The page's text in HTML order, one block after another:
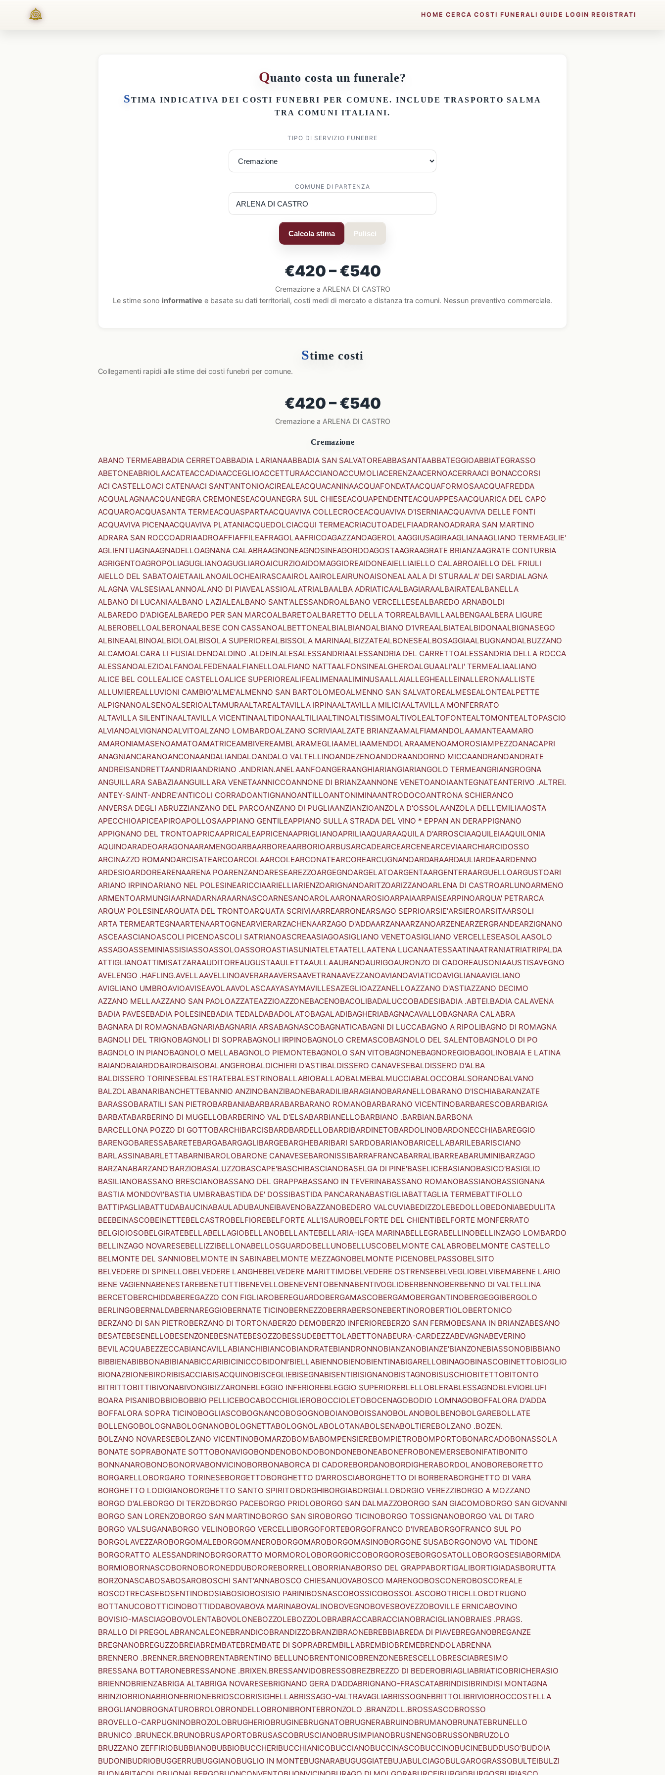
HOME CERCA COSTI FUNERALI GUIDE LOGIN REGISTRATI
Quanto costa un funerale?
STIMA INDICATIVA DEICOSTI FUNEBRI PER COMUNE. INCLUDE TRASPORTO SALMA
TRA COMUNI ITALIANI.
TIPO DI SERVIZIO FUNEBRE
COMUNE DI PARTENZA
Calcola stima Pulisci
€420 – €540
Cremazione a ARLENA DI CASTRO
Le stime sono informative e basate su dati territoriali, costi medi di mercato e distanza tra comuni. Nessun preventivo commerciale.
Stime costi
Collegamenti rapidi alle stime dei costi funebri per comune.
€420 – €540
Cremazione a ARLENA DI CASTRO
Cremazione
ABANO TERMEABBADIA CERRETOABBADIA LARIANAABBADIA SAN SALVATOREABBASANTAABBATEGGIOABBIATEGRASSO
ABETONEABRIOLAACATEACCADIAACCEGLIOACCETTURAACCIANOACCUMOLIACERENZAACERNOACERRAACI BONACCORSI
ACI CASTELLOACI CATENAACI SANT'ANTONIOACIREALEACQUACANINAACQUAFONDATAACQUAFORMOSAACQUAFREDDA
ACQUALAGNAACQUANEGRA CREMONESEACQUANEGRA SUL CHIESEACQUAPENDENTEACQUAPPESAACQUARICA DEL CAPO
ACQUAROACQUASANTA TERMEACQUASPARTAACQUAVIVA COLLECROCEACQUAVIVA D'ISERNIAACQUAVIVA DELLE FONTI
ACQUAVIVA PICENAACQUAVIVA PLATANIACQUEDOLCIACQUI TERMEACRIACUTOADELFIAADRANOADRARA SAN MARTINO
ADRARA SAN ROCCOADRIAADROAFFIAFFILEAFRAGOLAAFRICOAGAZZANOAGEROLAAGGIUSAGIRAAGLIANAAGLIANO TERMEAGLIE'
AGLIENTUAGNAAGNADELLOAGNANA CALABRAAGNONEAGNOSINEAGORDOAGOSTAAGRAAGRATE BRIANZAAGRATE CONTURBIA
AGRIGENTOAGROPOLIAGUGLIANOAGUGLIAROAICURZIOAIDOMAGGIOREAIDONEAIELLIAIELLO CALABROAIELLO DEL FRIULI
AIELLO DEL SABATOAIETAAILANOAILOCHEAIRASCAAIROLAAIROLEAIRUNOAISONEALAALA DI STURAALA' DEI SARDIALAGNA
ALAGNA VALSESIAALANNOALANO DI PIAVEALASSIOALATRIALBAALBA ADRIATICAALBAGIARAALBAIRATEALBANELLA
ALBANO DI LUCANIAALBANO LAZIALEALBANO SANT'ALESSANDROALBANO VERCELLESEALBAREDO ARNABOLDI
ALBAREDO D'ADIGEALBAREDO PER SAN MARCOALBARETOALBARETTO DELLA TORREALBAVILLAALBENGAALBERA LIGURE
ALBEROBELLOALBERONAALBESE CON CASSANOALBETTONEALBIALBIANOALBIANO D'IVREAALBIATEALBIDONAALBIGNASEGO
ALBINEAALBINOALBIOLOALBISOLA SUPERIOREALBISSOLA MARINAALBIZZATEALBONESEALBOSAGGIAALBUGNANOALBUZZANO
ALCAMOALCARA LI FUSIALDENOALDINO .ALDEIN.ALESALESSANDRIAALESSANDRIA DEL CARRETTOALESSANDRIA DELLA ROCCA
ALESSANOALEZIOALFANOALFEDENAALFIANELLOALFIANO NATTAALFONSINEALGHEROALGUAALI'ALI' TERMEALIAALIANO
ALICE BEL COLLEALICE CASTELLOALICE SUPERIOREALIFEALIMENAALIMINUSAALLAIALLEGHEALLEINALLERONAALLISTE
ALLUMIEREALLUVIONI CAMBIO'ALME'ALMENNO SAN BARTOLOMEOALMENNO SAN SALVATOREALMESEALONTEALPETTE
ALPIGNANOALSENOALSERIOALTAMURAALTAREALTAVILLA IRPINAALTAVILLA MILICIAALTAVILLA MONFERRATO
ALTAVILLA SILENTINAALTAVILLA VICENTINAALTIDONAALTILIAALTINOALTISSIMOALTIVOLEALTOFONTEALTOMONTEALTOPASCIO
ALVIANOALVIGNANOALVITOALZANO LOMBARDOALZANO SCRIVIAALZATE BRIANZAAMALFIAMANDOLAAMANTEAAMARO
AMARONIAMASENOAMATOAMATRICEAMBIVEREAMBLARAMEGLIAAMELIAAMENDOLARAAMENOAMOROSIAMPEZZOANACAPRI
ANAGNIANCARANOANCONAANDALIANDALOANDALO VALTELLINOANDEZENOANDORAANDORNO MICCAANDRANOANDRATE
ANDREISANDRETTAANDRIAANDRIANO .ANDRIAN.ANELAANFOANGERAANGHIARIANGIARIANGOLO TERMEANGRIANGROGNA
ANGUILLARA SABAZIAANGUILLARA VENETAANNICCOANNONE DI BRIANZAANNONE VENETOANOIAANTEGNATEANTERIVO .ALTREI.
ANTEY-SAINT-ANDRE'ANTICOLI CORRADOANTIGNANOANTILLOANTONIMINAANTRODOCOANTRONA SCHIERANCO
ANVERSA DEGLI ABRUZZIANZANO DEL PARCOANZANO DI PUGLIAANZIANZIOANZOLA D'OSSOLAANZOLA DELL'EMILIAAOSTA
APECCHIOAPICEAPIROAPOLLOSAAPPIANO GENTILEAPPIANO SULLA STRADA DEL VINO * EPPAN AN DERAPPIGNANO
APPIGNANO DEL TRONTOAPRICAAPRICALEAPRICENAAPRIGLIANOAPRILIAAQUARAAQUILA D'ARROSCIAAQUILEIAAQUILONIA
AQUINOARADEOARAGONAARAMENGOARBAARBOREAARBORIOARBUSARCADEARCEARCENEARCEVIAARCHIARCIDOSSO
ARCINAZZO ROMANOARCISATEARCOARCOLAARCOLEARCONATEARCOREARCUGNANOARDARAARDAULIARDEAARDENNO
ARDESIOARDOREARENAARENA POARENZANOARESEAREZZOARGEGNOARGELATOARGENTAARGENTERAARGUELLOARGUSTOARI
ARIANO IRPINOARIANO NEL POLESINEARICCIAARIELLIARIENZOARIGNANOARITZOARIZZANOARLENA DI CASTROARLUNOARMENO
ARMENTOARMUNGIAARNADARNARAARNASCOARNESANOAROLAARONAAROSIOARPAIAARPAISEARPINOARQUA' PETRARCA
ARQUA' POLESINEARQUATA DEL TRONTOARQUATA SCRIVIAARREARRONEARSAGO SEPRIOARSIE'ARSIEROARSITAARSOLI
ARTA TERMEARTEGNAARTENAARTOGNEARVIERARZACHENAARZAGO D'ADDAARZANAARZANOARZENEARZERGRANDEARZIGNANO
ASCEAASCIANOASCOLI PICENOASCOLI SATRIANOASCREAASIAGOASIGLIANO VENETOASIGLIANO VERCELLESEASOLAASOLO
ASSAGOASSEMINIASSISIASSOASSOLOASSOROASTIASUNIATELETAATELLAATENA LUCANAATESSAATINAATRANIATRIATRIPALDA
ATTIGLIANOATTIMISATZARAAUDITOREAUGUSTAAULETTAAULLAAURANOAURIGOAURONZO DI CADOREAUSONIAAUSTISAVEGNO
AVELENGO .HAFLING.AVELLAAVELLINOAVERARAAVERSAAVETRANAAVEZZANOAVIANOAVIATICOAVIGLIANAAVIGLIANO
AVIGLIANO UMBROAVIOAVISEAVOLAAVOLASCAAYASAYMAVILLESAZEGLIOAZZANELLOAZZANO D'ASTIAZZANO DECIMO
AZZANO MELLAAZZANO SAN PAOLOAZZATEAZZIOAZZONEBACENOBACOLIBADALUCCOBADESIBADIA .ABTEI.BADIA CALAVENA
BADIA PAVESEBADIA POLESINEBADIA TEDALDABADOLATOBAGALADIBAGHERIABAGNACAVALLOBAGNARA CALABRA
BAGNARA DI ROMAGNABAGNARIABAGNARIA ARSABAGNASCOBAGNATICABAGNI DI LUCCABAGNO A RIPOLIBAGNO DI ROMAGNA
BAGNOLI DEL TRIGNOBAGNOLI DI SOPRABAGNOLI IRPINOBAGNOLO CREMASCOBAGNOLO DEL SALENTOBAGNOLO DI PO
BAGNOLO IN PIANOBAGNOLO MELLABAGNOLO PIEMONTEBAGNOLO SAN VITOBAGNONEBAGNOREGIOBAGOLINOBAIA E LATINA
BAIANOBAIARDOBAIROBAISOBALANGEROBALDICHIERI D'ASTIBALDISSERO CANAVESEBALDISSERO D'ALBA
BALDISSERO TORINESEBALESTRATEBALESTRINOBALLABIOBALLAOBALMEBALMUCCIABALOCCOBALSORANOBALVANO
BALZOLABANARIBANCHETTEBANNIO ANZINOBANZIBAONEBARADILIBARAGIANOBARANELLOBARANO D'ISCHIABARANZATE
BARASSOBARATILI SAN PIETROBARBANIABARBARABARBARANO ROMANOBARBARANO VICENTINOBARBARESCOBARBARIGA
BARBATABARBERINO DI MUGELLOBARBERINO VAL D'ELSABARBIANELLOBARBIANO .BARBIAN.BARBONA
BARCELLONA POZZO DI GOTTOBARCHIBARCISBARDBARDELLOBARDIBARDINETOBARDOLINOBARDONECCHIABAREGGIO
BARENGOBARESSABARETEBARGABARGAGLIBARGEBARGHEBARIBARI SARDOBARIANOBARICELLABARILEBARISCIANO
BARLASSINABARLETTABARNIBAROLOBARONE CANAVESEBARONISSIBARRAFRANCABARRALIBARREABARUMINIBARZAGO
BARZANABARZANO'BARZIOBASALUZZOBASCAPE'BASCHIBASCIANOBASELGA DI PINE'BASELICEBASIANOBASICO'BASIGLIO
BASILIANOBASSANO BRESCIANOBASSANO DEL GRAPPABASSANO IN TEVERINABASSANO ROMANOBASSIANOBASSIGNANA
BASTIA MONDOVI'BASTIA UMBRABASTIDA DE' DOSSIBASTIDA PANCARANABASTIGLIABATTAGLIA TERMEBATTIFOLLO
BATTIPAGLIABATTUDABAUCINABAULADUBAUNEIBAVENOBAZZANOBEDERO VALCUVIABEDIZZOLEBEDOLLOBEDONIABEDULITA
BEEBEINASCOBEINETTEBELCASTROBELFIOREBELFORTE ALL'ISAUROBELFORTE DEL CHIENTIBELFORTE MONFERRATO
BELGIOIOSOBELGIRATEBELLABELLAGIOBELLANOBELLANTEBELLARIA-IGEA MARINABELLEGRABELLINOBELLINZAGO LOMBARDO
BELLINZAGO NOVARESEBELLIZZIBELLONABELLOSGUARDOBELLUNOBELLUSCOBELMONTE CALABROBELMONTE CASTELLO
BELMONTE DEL SANNIOBELMONTE IN SABINABELMONTE MEZZAGNOBELMONTE PICENOBELPASSOBELSITO
BELVEDERE DI SPINELLOBELVEDERE LANGHEBELVEDERE MARITTIMOBELVEDERE OSTRENSEBELVEGLIOBELVIBEMABENE LARIO
BENE VAGIENNABENESTAREBENETUTTIBENEVELLOBENEVENTOBENNABENTIVOGLIOBERBENNOBERBENNO DI VALTELLINA
BERCETOBERCHIDDABEREGAZZO CON FIGLIAROBEREGUARDOBERGAMASCOBERGAMOBERGANTINOBERGEGGIBERGOLO
BERLINGOBERNALDABERNAREGGIOBERNATE TICINOBERNEZZOBERRABERSONEBERTINOROBERTIOLOBERTONICO
BERZANO DI SAN PIETROBERZANO DI TORTONABERZO DEMOBERZO INFERIOREBERZO SAN FERMOBESANA IN BRIANZABESANO
BESATEBESENELLOBESENZONEBESNATEBESOZZOBESSUDEBETTOLABETTONABEURA-CARDEZZABEVAGNABEVERINO
BEVILACQUABEZZECCABIANCAVILLABIANCHIBIANCOBIANDRATEBIANDRONNOBIANZANOBIANZE'BIANZONEBIASSONOBIBBIANO
BIBBIENABIBBONABIBIANABICCARIBICINICCOBIDONI'BIELLABIENNOBIENOBIENTINABIGARELLOBINAGOBINASCOBINETTOBIOGLIO
BIONAZBIONEBIRORIBISACCIABISACQUINOBISCEGLIEBISEGNABISENTIBISIGNANOBISTAGNOBISUSCHIOBITETTOBITONTO
BITRITTOBITTIBIVONABIVONGIBIZZARONEBLEGGIO INFERIOREBLEGGIO SUPERIOREBLELLOBLERABLESSAGNOBLEVIOBLUFI
BOARA PISANIBOBBIOBOBBIO PELLICEBOCABOCCHIGLIEROBOCCIOLETOBOCENAGOBODIO LOMNAGOBOFFALORA D'ADDA
BOFFALORA SOPRA TICINOBOGLIASCOBOGNANCOBOGOGNOBOIANOBOISSANOBOLANOBOLBENOBOLGAREBOLLATE
BOLLENGOBOLOGNABOLOGNANOBOLOGNETTABOLOGNOLABOLOTANABOLSENABOLTIEREBOLZANO .BOZEN.
BOLZANO NOVARESEBOLZANO VICENTINOBOMARZOBOMBABOMPENSIEREBOMPIETROBOMPORTOBONARCADOBONASSOLA
BONATE SOPRABONATE SOTTOBONAVIGOBONDENOBONDOBONDONEBONEABONEFROBONEMERSEBONIFATIBONITO
BONNANAROBONOBONORVABONVICINOBORBONABORCA DI CADOREBORDANOBORDIGHERABORDOLANOBOREBORETTO
BORGARELLOBORGARO TORINESEBORGETTOBORGHETTO D'ARROSCIABORGHETTO DI BORBERABORGHETTO DI VARA
BORGHETTO LODIGIANOBORGHETTO SANTO SPIRITOBORGHIBORGIABORGIALLOBORGIO VEREZZIBORGO A MOZZANO
BORGO D'ALEBORGO DI TERZOBORGO PACEBORGO PRIOLOBORGO SAN DALMAZZOBORGO SAN GIACOMOBORGO SAN GIOVANNI
BORGO SAN LORENZOBORGO SAN MARTINOBORGO SAN SIROBORGO TICINOBORGO TOSSIGNANOBORGO VAL DI TARO
BORGO VALSUGANABORGO VELINOBORGO VERCELLIBORGOFORTEBORGOFRANCO D'IVREABORGOFRANCO SUL PO
BORGOLAVEZZAROBORGOMALEBORGOMANEROBORGOMAROBORGOMASINOBORGONE SUSABORGONOVO VAL TIDONE
BORGORATTO ALESSANDRINOBORGORATTO MORMOROLOBORGORICCOBORGOROSEBORGOSATOLLOBORGOSESIABORMIDA
BORMIOBORNASCOBORNOBORONEDDUBOROREBORRELLOBORRIANABORSO DEL GRAPPABORTIGALIBORTIGIADASBORUTTA
BORZONASCABOSABOSAROBOSCHI SANT'ANNABOSCO CHIESANUOVABOSCO MARENGOBOSCONEROBOSCOREALE
BOSCOTRECASEBOSENTINOBOSIABOSIOBOSISIO PARINIBOSNASCOBOSSICOBOSSOLASCOBOTRICELLOBOTRUGNO
BOTTANUCOBOTTICINOBOTTIDDABOVABOVA MARINABOVALINOBOVEGNOBOVESBOVEZZOBOVILLE ERNICABOVINO
BOVISIO-MASCIAGOBOVOLENTABOVOLONEBOZZOLEBOZZOLOBRABRACCABRACCIANOBRACIGLIANOBRAIES .PRAGS.
BRALLO DI PREGOLABRANCALEONEBRANDICOBRANDIZZOBRANZIBRAONEBREBBIABREDA DI PIAVEBREGANOBREGANZE
BREGNANOBREGUZZOBREIABREMBATEBREMBATE DI SOPRABREMBILLABREMBIOBREMEBRENDOLABRENNA
BRENNERO .BRENNER.BRENOBRENTABRENTINO BELLUNOBRENTONICOBRENZONEBRESCELLOBRESCIABRESIMO
BRESSANA BOTTARONEBRESSANONE .BRIXEN.BRESSANVIDOBRESSOBREZBREZZO DI BEDEROBRIAGLIABRIATICOBRICHERASIO
BRIENNOBRIENZABRIGA ALTABRIGA NOVARESEBRIGNANO GERA D'ADDABRIGNANO-FRASCATABRINDISIBRINDISI MONTAGNA
BRINZIOBRIONABRIONEBRIONEBRIOSCOBRISIGHELLABRISSAGO-VALTRAVAGLIABRISSOGNEBRITTOLIBRIVIOBROCCOSTELLA
BROGLIANOBROGNATUROBROLOBRONDELLOBRONIBRONTEBRONZOLO .BRANZOLL.BROSSASCOBROSSO
BROVELLO-CARPUGNINOBROZOLOBRUGHERIOBRUGINEBRUGNATOBRUGNERABRUINOBRUMANOBRUNATEBRUNELLO
BRUNICO .BRUNECK.BRUNOBRUSAPORTOBRUSASCOBRUSCIANOBRUSIMPIANOBRUSNENGOBRUSSONBRUZOLO
BRUZZANO ZEFFIRIOBUBBIANOBUBBIOBUCCHERIBUCCHIANICOBUCCIANOBUCCINASCOBUCCINOBUCINEBUDDUSO'BUDOIA
BUDONIBUDRIOBUGGERRUBUGGIANOBUGLIO IN MONTEBUGNARABUGUGGIATEBUJABULCIAGOBULGAROGRASSOBULTEIBULZI